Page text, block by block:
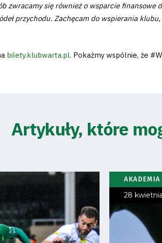
zwracamy się również o wsparcie
przychodu. Zachęcam do wspierania
bilety.klubwarta.pl. Pokażmy wspólnie, że
Artykuły, które
AKADEMIA
28